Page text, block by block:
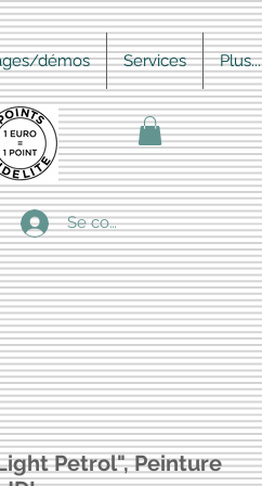
démos Services Plus...
Se connecter
Petrol", Peinture